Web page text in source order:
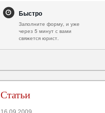
Быстро
Заполните форму, и уже
через 5 минут с вами
свяжется юрист.
Статьи